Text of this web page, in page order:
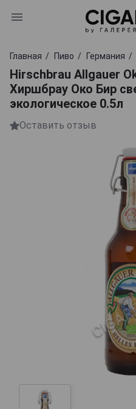
Главная Пиво Германия
Hirschbrau Allgauer
Хиршбрау Око Бир
экологическое 0.5л
Оставить отзыв